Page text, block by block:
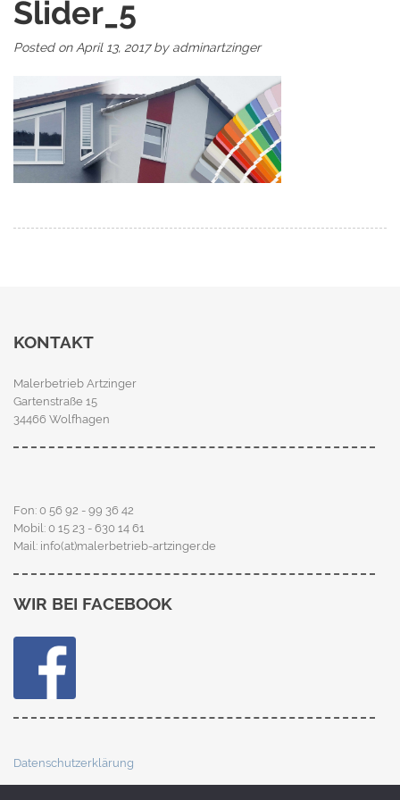
Slider_5
Posted onApril 13, 2017by adminartzinger
KONTAKT
Malerbetrieb Artzinger
Gartenstraße 15
34466 Wolfhagen
Fon: 0 56 92 - 99 36 42
Mobil: 0 15 23 - 630 14 61
Mail: info(at)malerbetrieb-artzinger.de
WIR BEI FACEBOOK
Datenschutzerklärung